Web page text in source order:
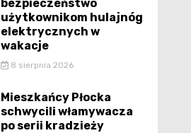
bezpieczeństwo
użytkownikom hulajnóg
elektrycznych w
wakacje
8 sierpnia 2026
Mieszkańcy Płocka
schwycili włamywacza
po serii kradzieży